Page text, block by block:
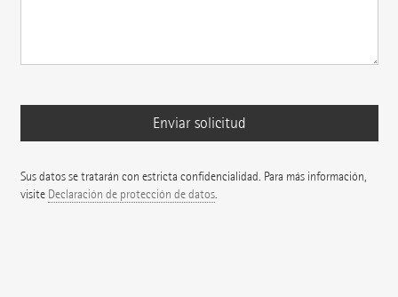
Sus datos se tratarán con estricta confidencialidad. Para más información,
visite Declaración de protección de datos.